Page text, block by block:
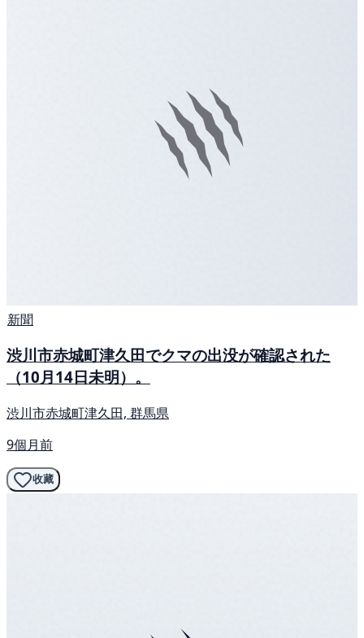
新聞
渋川市赤城町津久田でクマの出没が確認された
（10月14日未明）。
渋川市赤城町津久田, 群馬県
9個月前
收藏